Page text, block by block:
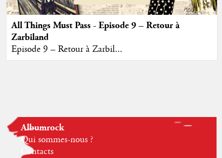
All Things Must Pass - Episode 9 – Retour à
Zarbiland
Episode 9 – Retour à Zarbil...
Albumrock
Qui sommes-nous ?
Contacts